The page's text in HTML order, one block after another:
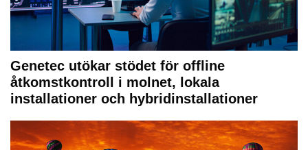
Genetec utökar stödet för offline
åtkomstkontroll i molnet, lokala
installationer och hybridinstallationer